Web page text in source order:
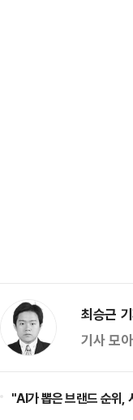
최승근
기사 모
"AI가 뽑은 브랜드 순위,